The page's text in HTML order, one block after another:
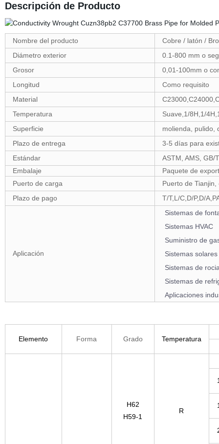
Descripción de Producto
Nombre del producto
Cobre / latón /
Diámetro exterior
0.1-800 mm o
Grosor
0,01-100mm o
Longitud
Como requisito
Material
Temperatura
Suave,1/8H,1/
Superficie
molienda, pulido,
Plazo de entrega
3-5 días para
Estándar
ASTM, AMS, GB/
Embalaje
Paquete de
Puerto de carga
Puerto de
Plazo de pago
T/T,L/C,D/P,D/
Aplicación
Sistemas de
Sistemas HVAC
Suministro de
Sistemas
Sistemas de
Sistemas de
Aplicaciones
Elemento Forma Grado Temperatura
H62
H59-1
R